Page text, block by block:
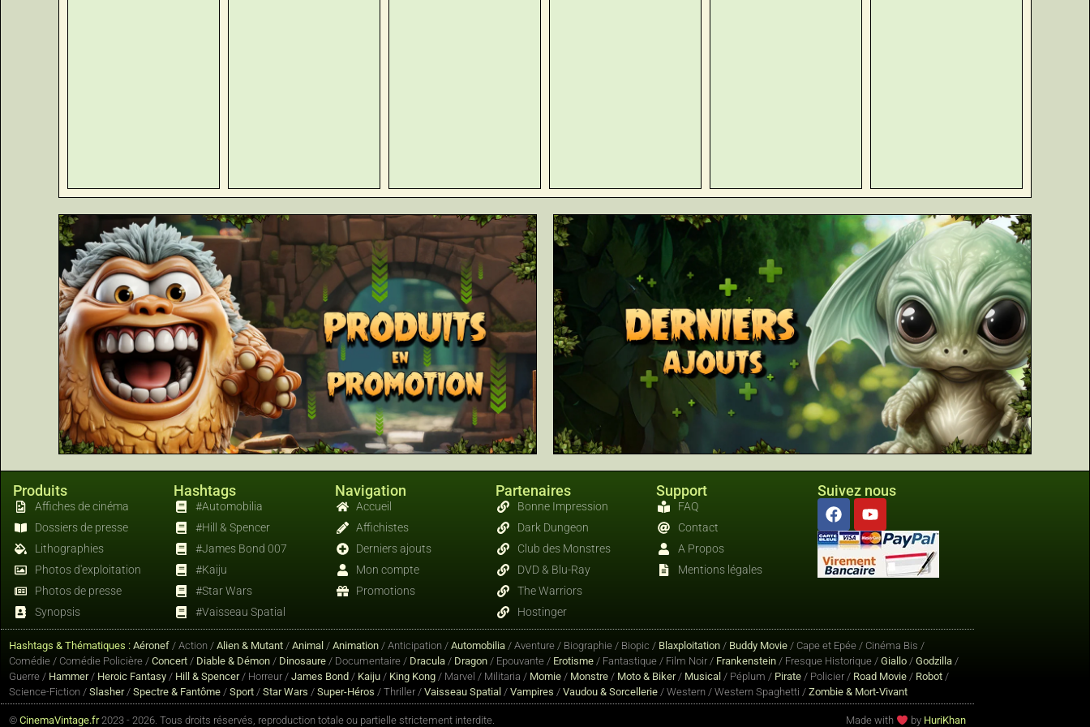
Produits
Affiches de cinéma
Dossiers de presse
Lithographies
Photos d'exploitation
Photos de presse
Synopsis
Hashtags
#Automobilia
#Hill & Spencer
#James Bond 007
#Kaiju
#Star Wars
#Vaisseau Spatial
Navigation
Accueil
Affichistes
Derniers ajouts
Mon compte
Promotions
Partenaires
Bonne Impression
Dark Dungeon
Club des Monstres
DVD & Blu-Ray
The Warriors
Hostinger
Support
FAQ
Contact
A Propos
Mentions légales
Suivez nous
Hashtags & Thématiques : Aéronef / Action / Alien & Mutant / Animal / Animation / Anticipation / Automobilia / Aventure / Biographie / Biopic / Blaxploitation / Buddy Movie / Cape et Epée / Cinéma Bis /
Comédie / Comédie Policière / Concert / Diable & Démon / Dinosaure / Documentaire / Dracula / Dragon / Epouvante / Erotisme / Fantastique / Film Noir / Frankenstein / Fresque Historique / Giallo / Godzilla /
Guerre / Hammer/ Heroic Fantasy / Hill & Spencer/ Horreur / James Bond / Kaiju / King Kong / Marvel / Militaria / Momie / Monstre / Moto & Biker/ Musical / Péplum / Pirate / Policier / Road Movie / Robot /
Science-Fiction / Slasher/ Spectre & Fantôme / Sport / Star Wars / Super-Héros / Thriller / Vaisseau Spatial / Vampires / Vaudou & Sorcellerie / Western / Western Spaghetti / Zombie & Mort-Vivant
© CinemaVintage.fr2023 - 2026. Tous droits réservés, reproduction totale ou partielle strictement interdite. Made with by HuriKhan